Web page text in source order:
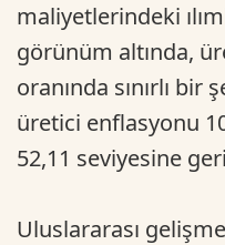
maliyetlerindeki
görünüm altında,
oranında sınırlı bir
üretici enflasyonu
52,11 seviyesine
Uluslararası